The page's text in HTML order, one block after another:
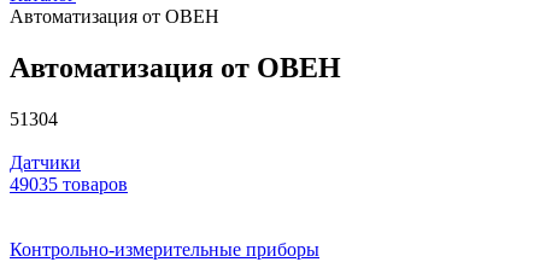
Автоматизация от ОВЕН
Автоматизация от ОВЕН
51304
Датчики
49035 товаров
Контрольно-измерительные приборы